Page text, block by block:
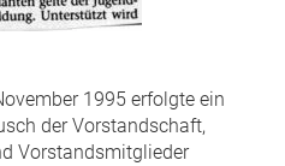
1995 erfolgte ein
der Vorstandschaft,
Vorstandsmitglieder